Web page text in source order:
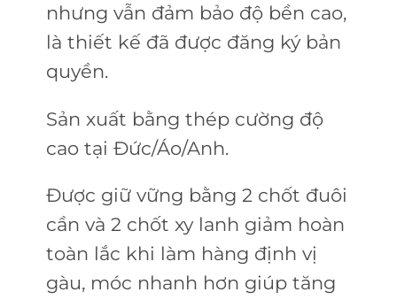
nhưng vẫn đảm bảo độ bền cao,
là thiết kế đã được đăng ký bản
quyền.
Sản xuất bằng thép cường độ
cao tại Đức/Áo/Anh.
Được giữ vững bằng 2 chốt đuôi
cần và 2 chốt xy lanh giảm hoàn
toàn lắc khi làm hàng định vị
gàu, móc nhanh hơn giúp tăng